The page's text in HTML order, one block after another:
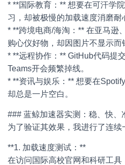
* **国际教育：** 想要在可汗学
习，却被极慢的加载速度消磨耐
* **跨境电商/海淘：** 在亚马逊
购心仪好物，却因图片不显示而
* **远程协作：** GitHub代码提
Teams开会频繁掉线。
* **资讯与娱乐：** 想要在
却总是一片空白。
### 蓝鲸加速器实测：稳、快、
为了验证其效果，我进行了连续
**1. 加载速度测试：**
在访问国际高校官网和科研工